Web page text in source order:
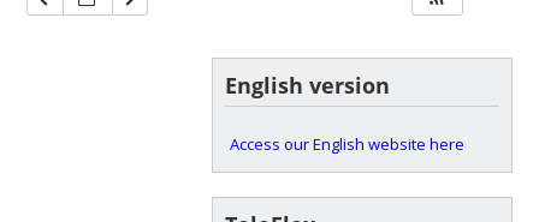
English version
Access our English website here